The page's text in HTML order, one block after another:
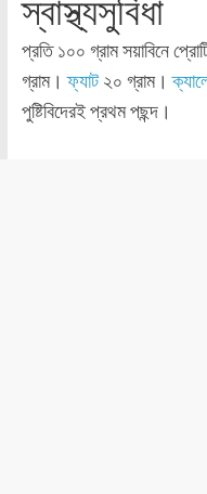
স্বাস্থ্যসুবিধা
প্রতি ১০০ গ্রাম সয়াবিনে
গ্রাম।ফ্যাট২০ গ্রাম।
পুষ্টিবিদেরই প্রথম পছন্দ।